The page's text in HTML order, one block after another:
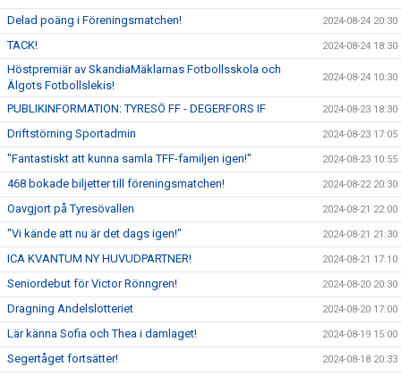
Delad poäng i Föreningsmatchen! 2024-08-24 20:30
TACK! 2024-08-24 18:30
Höstpremiär av SkandiaMäklarnas Fotbollsskola och
Älgots Fotbollslekis!
2024-08-24 10:30
PUBLIKINFORMATION: TYRESÖ FF - DEGERFORS IF 2024-08-23 18:30
Driftstörning Sportadmin 2024-08-23 17:05
"Fantastiskt att kunna samla TFF-familjen igen!" 2024-08-23 10:55
468 bokade biljetter till föreningsmatchen! 2024-08-22 20:30
Oavgjort på Tyresövallen 2024-08-21 22:00
"Vi kände att nu är det dags igen!" 2024-08-21 21:30
ICA KVANTUM NY HUVUDPARTNER! 2024-08-21 17:10
Seniordebut för Victor Rönngren! 2024-08-20 20:30
Dragning Andelslotteriet 2024-08-20 17:00
Lär känna Sofia och Thea i damlaget! 2024-08-19 15:00
Segertåget fortsätter! 2024-08-18 20:33